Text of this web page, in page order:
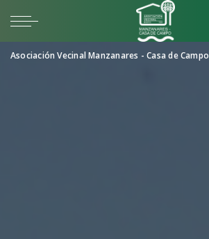
Asociación Vecinal Manzanares - Casa de Campo